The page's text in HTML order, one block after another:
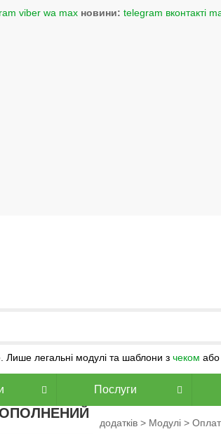
viber wa max новини: telegram вконтакті
легальні модулі та шаблони з чеком або
Послуги
додатків > Модулі >